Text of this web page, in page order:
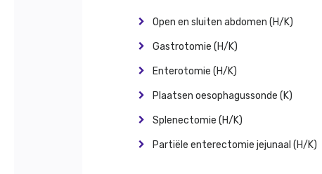
Open en sluiten abdomen (H/K)
Gastrotomie (H/K)
Enterotomie (H/K)
Plaatsen oesophagussonde (K)
Splenectomie (H/K)
Partiële enterectomie jejunaal (H/K)